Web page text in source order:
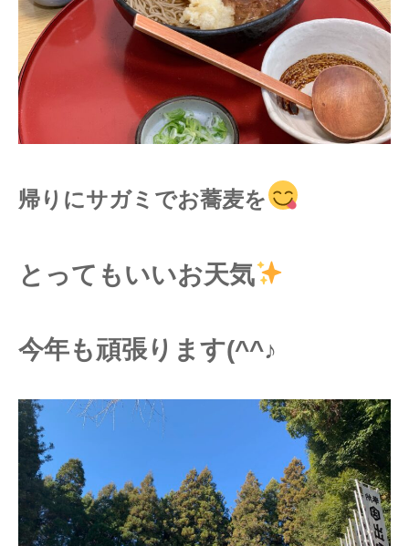
帰りにサガミでお蕎麦を
とってもいいお天気
今年も頑張ります(^^♪